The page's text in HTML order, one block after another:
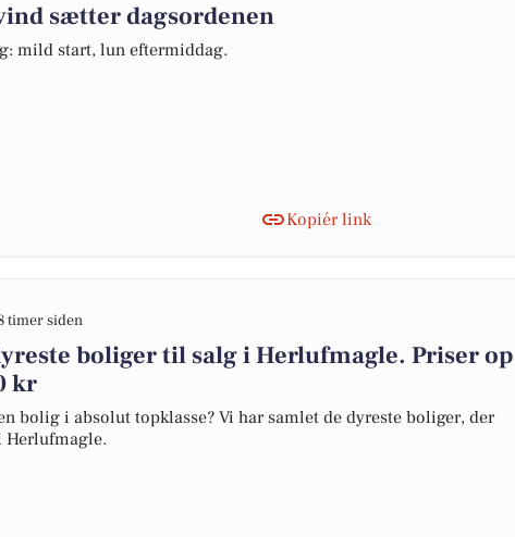
sætter dagsordenen
mild start, lun eftermiddag.
Kopiér link
timer siden
boliger til salg i Herlufmagle. Priser op
kr
bolig i absolut topklasse? Vi har samlet de dyreste boliger, der